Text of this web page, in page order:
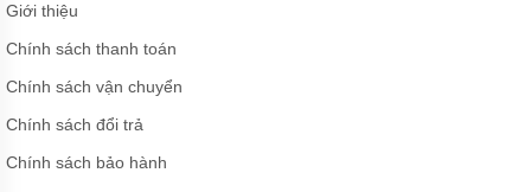
Giới thiệu
Chính sách thanh toán
Chính sách vận chuyển
Chính sách đổi trả
Chính sách bảo hành